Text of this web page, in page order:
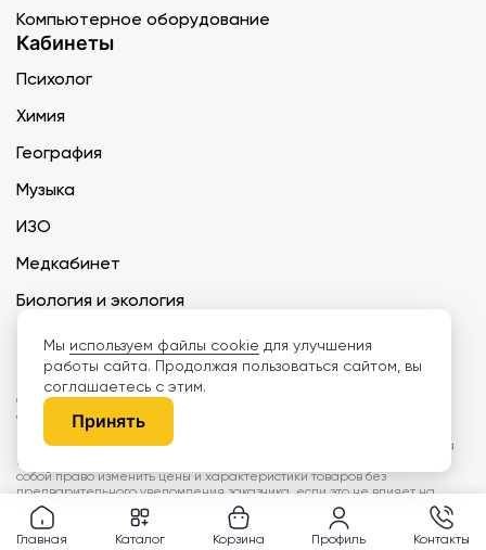
Компьютерное оборудование
Кабинеты
Психолог
Химия
География
Музыка
ИЗО
Медкабинет
Биология и экология
Технология
ООО «Дети наше будущее» ИНН 6671165273 ОГРН 1216600030250 КПП
667101001 БИК 046577674
Информация на сайте не является публичной офертой. Изображения
могут отличаться от поставляемых товаров. Поставщик оставляет за
собой право изменить цены и характеристики товаров без
предварительного уведомления заказчика, если это не влияет на
качество поставляемой продукции. Мы используем cookie, чтобы делать
сайт лучше. Пользуясь сайтом, вы соглашаетесь справилами
обработки персональных данных и политикой конфиденциальности.
Главная Каталог Корзина Профиль Контакты
Мы используем файлы cookie для улучшения
работы сайта. Продолжая пользоваться сайтом, вы
соглашаетесь с этим.
Принять